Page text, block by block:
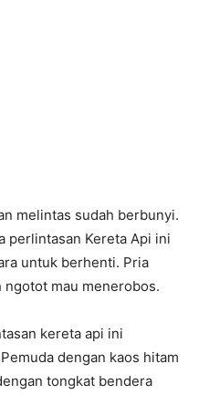
melintas sudah berbunyi.
perlintasan Kereta Api ini
untuk berhenti. Pria
mau menerobos.
kereta api ini
dengan kaos hitam
tongkat bendera